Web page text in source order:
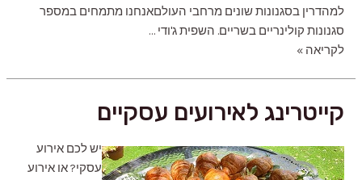
למהדרין בסגנונות שונים מרחבי העולםאנחנו מתמחים במספר
סגנונות קולינריים בשריים. השפית ג'ודי …
קייטרינג
לקריאה »
קייטרינג לאירועים עסקיים
יש לכם אירוע
עסקי? או אירוע